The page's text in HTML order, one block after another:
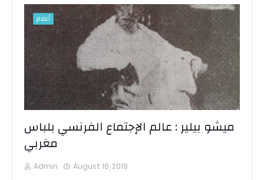
أعلام
ميشو بيلير : عالم الإجتماع الفرنسي بلباس
مغربي
Admin August 16, 2019